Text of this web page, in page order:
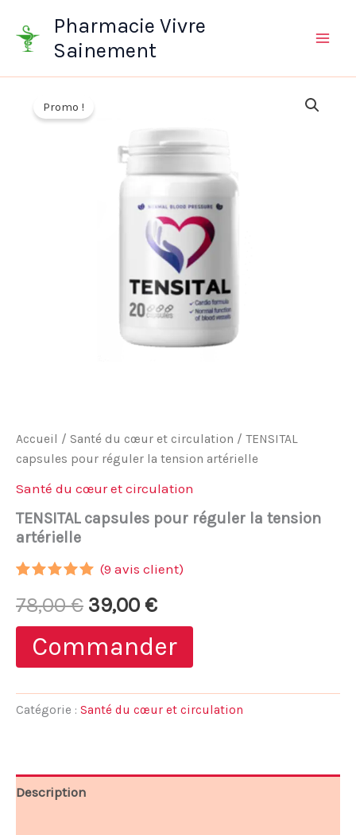
contenu
Pharmacie Vivre
Sainement
Promo !
Accueil / Santé du cœur et circulation / TENSITAL
capsules pour réguler la tension artérielle
Santé du cœur et circulation
TENSITAL capsules pour réguler la tension
artérielle
sur 5
basé sur
notations
client
(9 avis client)
78,00€ Le
prix
initial
était :
39,00 €Le
prix
actuel
est :
Commander
Catégorie : Santé du cœur et circulation
Description